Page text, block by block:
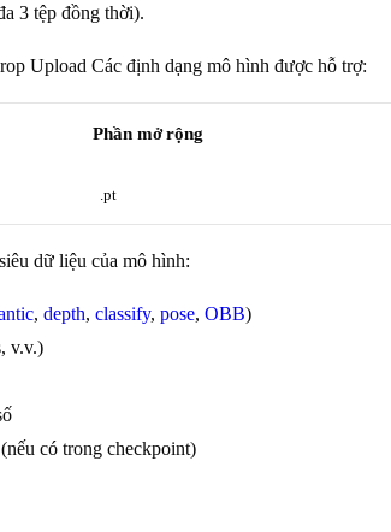
3 tệp đồng thời).
Các định dạng mô hình được hỗ trợ:
Phần mở rộng
.pt
dữ liệu của mô hình:
, depth, classify, pose, OBB)
v.v.)
có trong checkpoint)